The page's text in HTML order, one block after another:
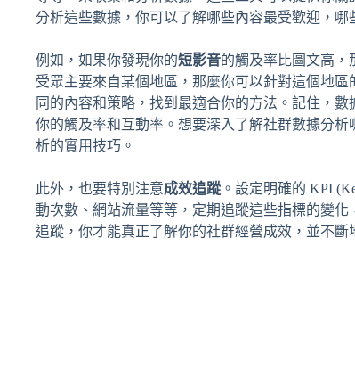
分析這些數據，你可以了解哪些內容最受歡迎，
例如，如果你發現你的短影音的觸及率比圖文高，
受眾主要來自某個地區，那麼你可以針對這個地
同的內容和策略，找到最適合你的方法。記住，
你的觸及率和互動率。想要深入了解社群數據分析
析的實用技巧。
此外，也要特別注意成效追蹤 。設定明確的 KPI
動次數、網站流量等等，定期追蹤這些指標的變
追蹤，你才能真正了解你的社群經營成效，並不